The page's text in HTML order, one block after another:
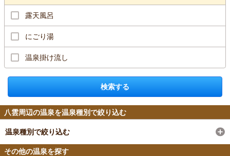
露天風呂
にごり湯
温泉掛け流し
検索する
八雲周辺の温泉を温泉種別で絞り込む
温泉種別で絞り込む
その他の温泉を探す